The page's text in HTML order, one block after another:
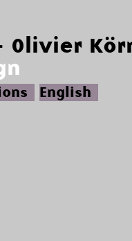
Olivier
English